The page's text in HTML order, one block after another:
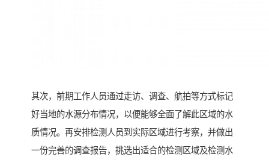
其次，前期工作人员通过走访、调查、航拍等方式标记
好当地的水源分布情况，以便能够全面了解此区域的水
质情况。再安排检测人员到实际区域进行考察，并做出
一份完善的调查报告，挑选出适合的检测区域及检测水